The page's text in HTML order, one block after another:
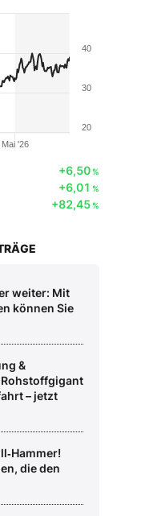
Mai '26
20
30
40
+6,50%
+6,01 %
+82,45%
weiter: Mit
können Sie
&
Rohstoffgigant
– jetzt
die den